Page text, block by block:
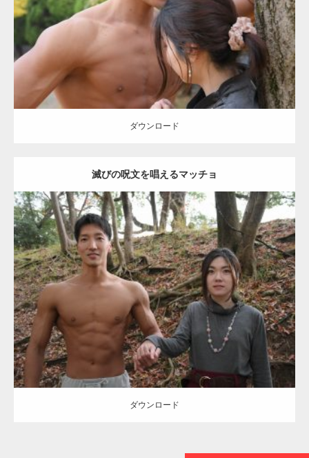
筋
ダウンロード
滅びの呪文を唱えるマッチョ
Update:2021.07.8
Category:公園のマッチョ その他 AKIHITO(細マッチョ) 大胸筋 腹筋
ダウンロード
ダウンロード
【YouTube】マッチョフリー素材メンバーが
ギネス世界記録…
【TV】TBS番組「ひるおび」にてマッスルプ
ラスが紹介されま…
TOKYO FMラジオ番組「ONE MORNING」
で紹介さ…
NHK「所さん！事件ですよ」に取材されまし
た（6/8放送）